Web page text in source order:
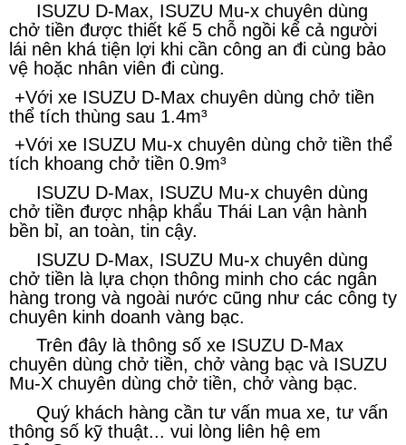
ISUZU D-Max, ISUZU Mu-x chuyên dùng
chở tiền được thiết kế 5 chỗ ngồi kể cả người
lái nên khá tiện lợi khi cần công an đi cùng bảo
vệ hoặc nhân viên đi cùng.
+Với xe ISUZU D-Max chuyên dùng chở tiền
thể tích thùng sau 1.4m³
+Với xe ISUZU Mu-x chuyên dùng chở tiền thể
tích khoang chở tiền 0.9m³
ISUZU D-Max, ISUZU Mu-x chuyên dùng
chở tiền được nhập khẩu Thái Lan vận hành
bền bỉ, an toàn, tin cậy.
ISUZU D-Max, ISUZU Mu-x chuyên dùng
chở tiền là lựa chọn thông minh cho các ngân
hàng trong và ngoài nước cũng như các công ty
chuyên kinh doanh vàng bạc.
Trên đây là thông số xe ISUZU D-Max
chuyên dùng chở tiền, chở vàng bạc và ISUZU
Mu-X chuyên dùng chở tiền, chở vàng bạc.
Quý khách hàng cần tư vấn mua xe, tư vấn
thông số kỹ thuật... vui lòng liên hệ em